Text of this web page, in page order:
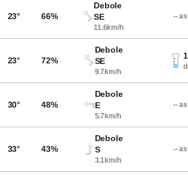
23° 66%
Debole
SE
11.6km/h
--
23° 72%
Debole
SE
9.7km/h
30° 48%
Debole
E
5.7km/h
--
33° 43%
Debole
S
3.1km/h
--